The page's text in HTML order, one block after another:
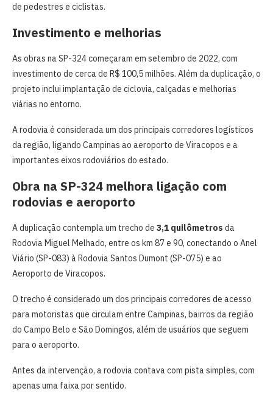
de pedestres e ciclistas.
Investimento e melhorias
As obras na SP-324 começaram em setembro de 2022, com
investimento de cerca de R$ 100,5 milhões. Além da duplicação, o
projeto inclui implantação de ciclovia, calçadas e melhorias
viárias no entorno.
A rodovia é considerada um dos principais corredores logísticos
da região, ligando Campinas ao aeroporto de Viracopos e a
importantes eixos rodoviários do estado.
Obra na SP-324 melhora ligação com
rodovias e aeroporto
A duplicação contempla um trecho de 3,1 quilômetros da
Rodovia Miguel Melhado, entre os km 87 e 90, conectando o Anel
Viário (SP-083) à Rodovia Santos Dumont (SP-075) e ao
Aeroporto de Viracopos.
O trecho é considerado um dos principais corredores de acesso
para motoristas que circulam entre Campinas, bairros da região
do Campo Belo e São Domingos, além de usuários que seguem
para o aeroporto.
Antes da intervenção, a rodovia contava com pista simples, com
apenas uma faixa por sentido.